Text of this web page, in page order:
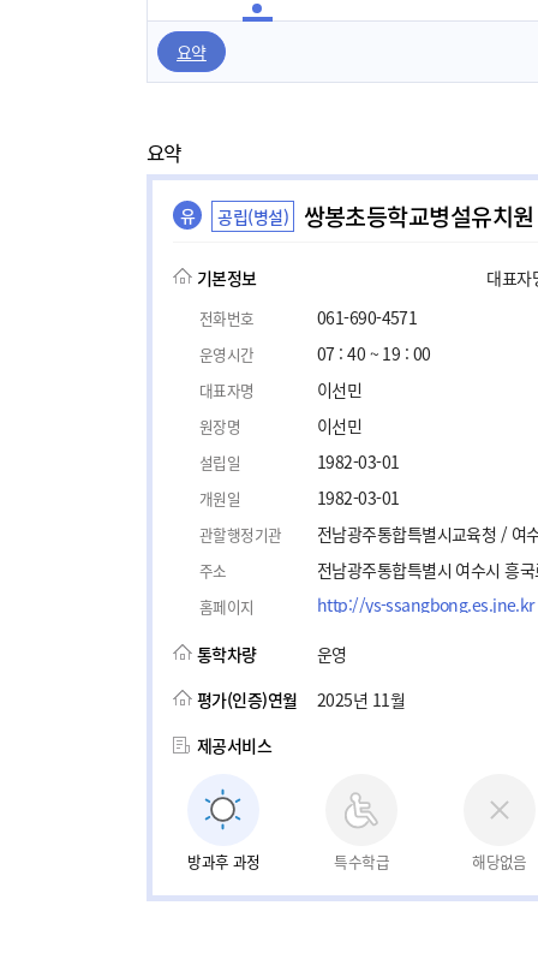
요약
요약
유 공립(병설) 쌍봉초등학교병설유치원
기본정보 대표자
전화번호 061-690-4571
운영시간 07 : 40 ~ 19 : 00
대표자명 이선민
원장명 이선민
설립일 1982-03-01
개원일 1982-03-01
관할행정기관 전남광주통합특별시교육청 / 여
주소 전남광주통합특별시 여수시 흥
홈페이지 http://ys-ssangbong.es.jne.kr
통학차량
운영
평가(인증)연월
2025년 11월
제공서비스
방과후 과정 특수학급 해당없음